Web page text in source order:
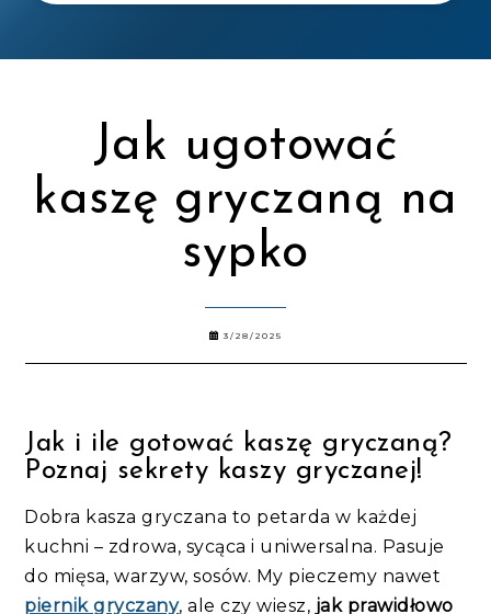
Jak ugotować
kaszę gryczaną na
sypko
3/28/2025
Jak i ile gotować kaszę gryczaną?
Poznaj sekrety kaszy gryczanej!
Dobra kasza gryczana to petarda w każdej
kuchni – zdrowa, sycąca i uniwersalna. Pasuje
do mięsa, warzyw, sosów. My pieczemy nawet
piernik gryczany, ale czy wiesz, jak prawidłowo